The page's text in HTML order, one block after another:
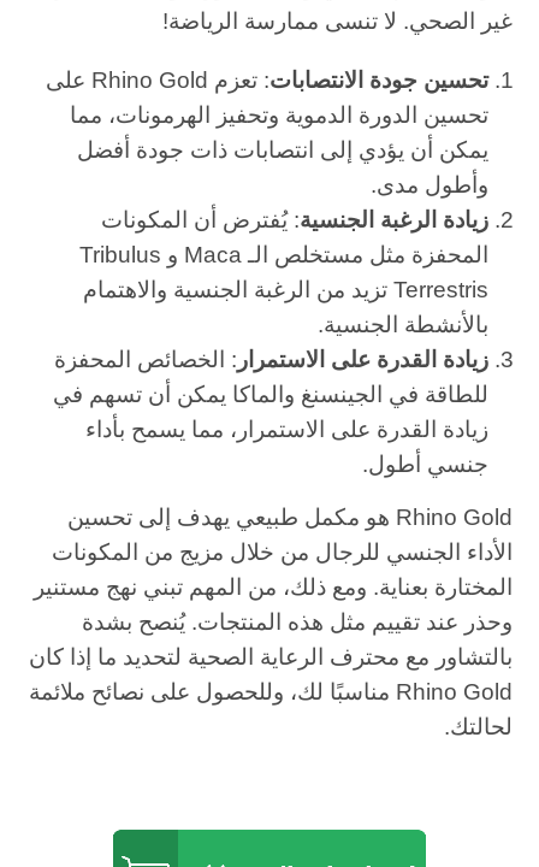
غير الصحي. لا تنسى ممارسة الرياضة!
تحسين جودة الانتصابات
: تعزم Rhino Gold على
تحسين الدورة الدموية وتحفيز الهرمونات، مما
يمكن أن يؤدي إلى انتصابات ذات جودة أفضل
وأطول مدى.
زيادة الرغبة الجنسية: يُفترض أن المكونات
المحفزة مثل مستخلص الـ Maca و Tribulus
Terrestris تزيد من الرغبة الجنسية والاهتمام
بالأنشطة الجنسية.
زيادة القدرة على الاستمرار : الخصائص المحفزة
للطاقة في الجينسنغ والماكا يمكن أن تسهم في
زيادة القدرة على الاستمرار، مما يسمح بأداء
جنسي أطول.
Rhino Gold هو مكمل طبيعي يهدف إلى تحسين
الأداء الجنسي للرجال من خلال مزيج من المكونات
المختارة بعناية. ومع ذلك، من المهم تبني نهج مستنير
وحذر عند تقييم مثل هذه المنتجات. يُنصح بشدة
بالتشاور مع محترف الرعاية الصحية لتحديد ما إذا كان
Rhino Gold مناسبًا لك، وللحصول على نصائح ملائمة
لحالتك.